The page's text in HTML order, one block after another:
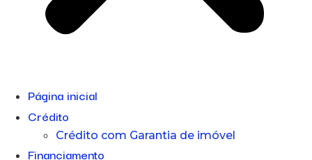
Página inicial
Crédito
Crédito com Garantia de imóvel
Financiamento